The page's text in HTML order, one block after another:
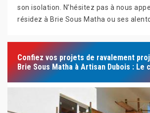
son isolation. N’hésitez pas à nous
résidez à Brie Sous Matha ou ses
Confiez vos projets de ravalement
Brie Sous Matha à Artisan Dubois : Le